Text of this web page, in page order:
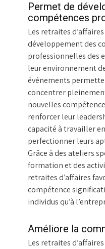
Permet de
compétences
Les retraites
développement des
professionnelles des
leur environnement
événements
concentrer
nouvelles
renforcer leur
capacité à travailler
perfectionner leurs
Grâce à des ateliers
formation et des
retraites d’affaires
compétence
individus qu’à
Améliore la
Les retraites